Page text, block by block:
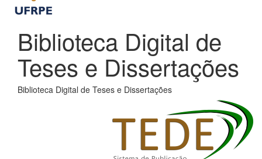
Biblioteca Digital de
Teses e Dissertações
Biblioteca Digital de Teses e Dissertações